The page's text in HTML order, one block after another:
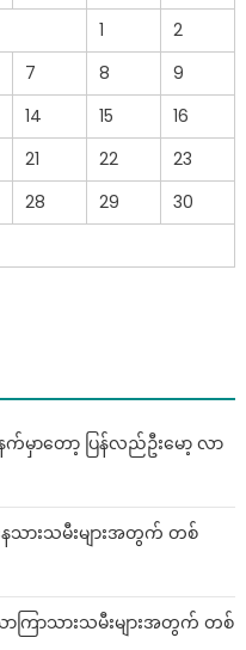
1
2
7 8
9
14 15
16
21 22
23
28 29
30
က်မှာတော့ ပြန်လည်ဦးမော့ လာ
ေသားသမီးများအတွက် တစ်
ာကြာသားသမီးများအတွက် တစ်